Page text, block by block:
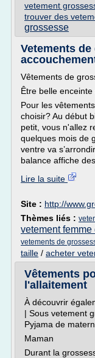
vetement
trouver des
grossesse
Vetements
Vêtements de
Être belle
Pour les
choisir? Au début
petit, vous n'allez
quelques mois de
ventre va
balance affiche
Lire la suite
Site : http://
Thèmes liés :
vetement
vetements de
taille / acheter
Vêtements
l'allaitement
À découvrir
| Sous vetement
Pyjama de
Maman
Durant la